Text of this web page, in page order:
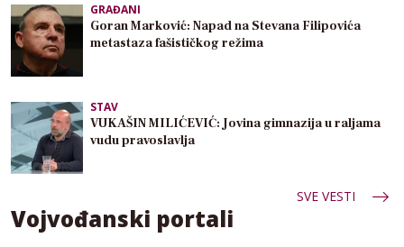
GRAĐANI
Goran Marković: Napad na Stevana Filipovića
metastaza fašističkog režima
STAV
VUKAŠIN MILIĆEVIĆ: Jovina gimnazija u raljama
vudu pravoslavlja
SVE VESTI
Vojvođanski portali